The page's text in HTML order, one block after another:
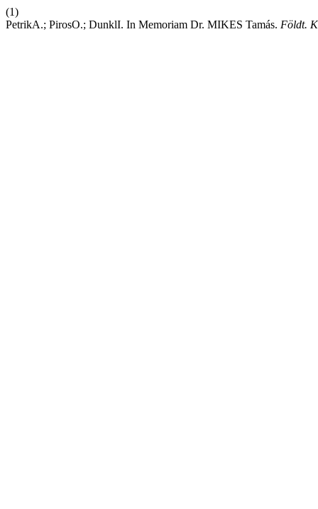
(1)
PetrikA.; PirosO.; DunklI. In Memoriam Dr. MIKES Tamás. Földt.